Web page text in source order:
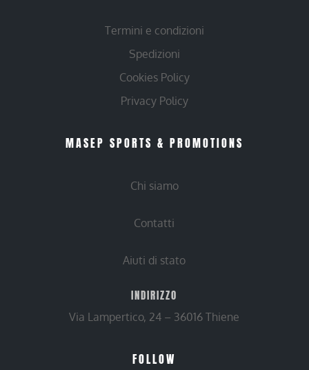
Termini e condizioni
Spedizioni
Cookies Policy
Privacy Policy
MASEP SPORTS & PROMOTIONS
Chi siamo
Contatti
Aiuti di stato
INDIRIZZO
Via Lampertico, 24 – 36016 Thiene
FOLLOW